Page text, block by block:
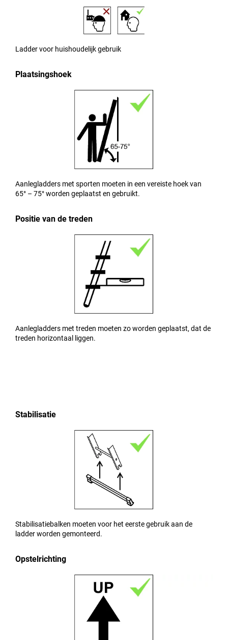
Ladder voor huishoudelijk gebruik
Plaatsingshoek
Aanlegladders met sporten moeten in een vereiste hoek van
65° – 75° worden geplaatst en gebruikt.
Positie van de treden
Aanlegladders met treden moeten zo worden geplaatst, dat de
treden horizontaal liggen.
Stabilisatie
Stabilisatiebalken moeten voor het eerste gebruik aan de
ladder worden gemonteerd.
Opstelrichting